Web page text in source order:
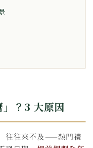
？3 大原因
往往來不及——熱門禮